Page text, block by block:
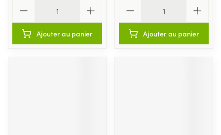
Ajouter au panier Ajouter au panier